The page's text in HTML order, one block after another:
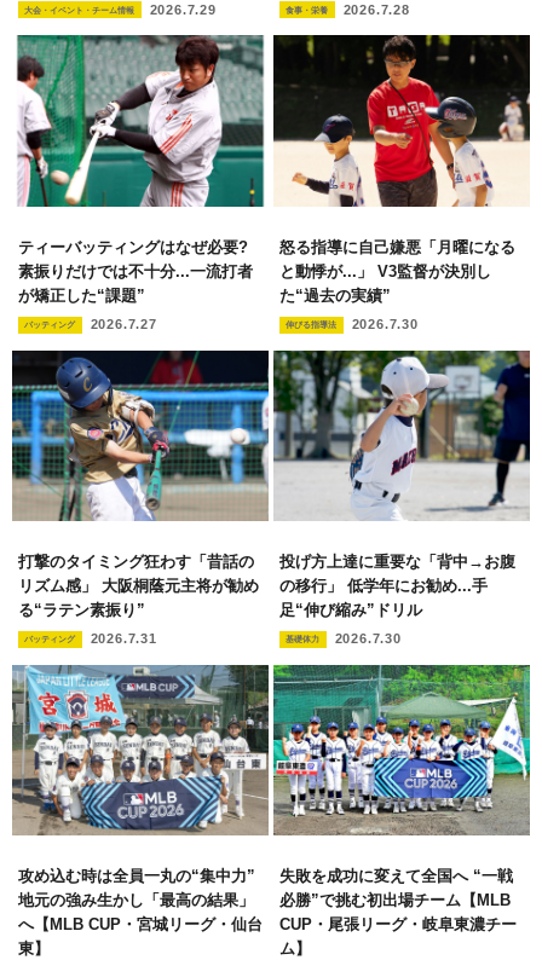
大会・イベント・チーム情報 2026.7.29 食事・栄養 2026.7.28
ティーバッティングはなぜ必要?
素振りだけでは不十分...一流打者
が矯正した“課題”
バッティング 2026.7.27
怒る指導に自己嫌悪「月曜になる
と動悸が...」 V3監督が決別し
た“過去の実績”
伸びる指導法 2026.7.30
打撃のタイミング狂わす「昔話の
リズム感」 大阪桐蔭元主将が勧め
る“ラテン素振り”
バッティング 2026.7.31
投げ方上達に重要な「背中→お腹
の移行」 低学年にお勧め...手
足“伸び縮み”ドリル
基礎体力 2026.7.30
攻め込む時は全員一丸の“集中力”
地元の強み生かし「最高の結果」
へ【MLB CUP・宮城リーグ・仙台
東】
失敗を成功に変えて全国へ “一戦
必勝”で挑む初出場チーム【MLB
CUP・尾張リーグ・岐阜東濃チー
ム】